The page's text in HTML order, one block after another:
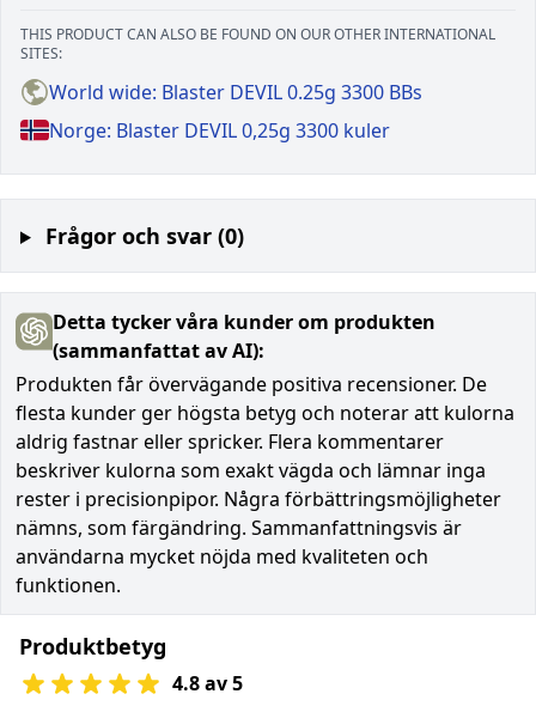
THIS PRODUCT CAN ALSO BE FOUND ON OUR OTHER INTERNATIONAL
SITES:
World wide: Blaster DEVIL 0.25g 3300 BBs
Norge: Blaster DEVIL 0,25g 3300 kuler
Frågor och svar (0)
Detta tycker våra kunder om produkten
(sammanfattat av AI):
Produkten får övervägande positiva recensioner. De
flesta kunder ger högsta betyg och noterar att kulorna
aldrig fastnar eller spricker. Flera kommentarer
beskriver kulorna som exakt vägda och lämnar inga
rester i precisionpipor. Några förbättringsmöjligheter
nämns, som färgändring. Sammanfattningsvis är
användarna mycket nöjda med kvaliteten och
funktionen.
Produktbetyg
4.8 av 5